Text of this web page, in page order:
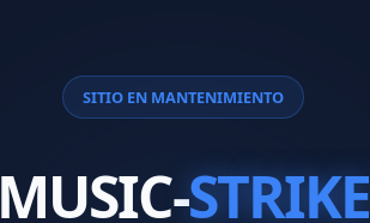
SITIO EN MANTENIMIENTO
MUSIC-STRIKE